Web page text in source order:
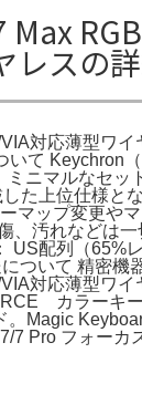
Max
レスの
対応薄型ワ
て Keychron
ニマルなセ
た上位仕様
マップ変更や
、汚れなどは
US配列（65%
ついて 精密機
対応薄型ワ
カラーキ
。Magic
7 Pro フォー